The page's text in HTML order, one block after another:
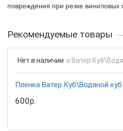
повреждения при резке виниловых
Рекомендуемые товары
Нет в наличии
Пленка Ватер Куб\Водяной
600р.